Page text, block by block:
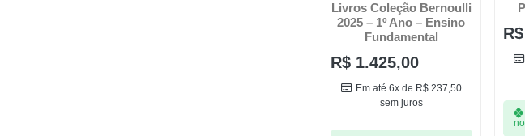
Livros Coleção Bernoulli
2025 – 1º Ano – Ensino
Fundamental
R$ 1.425,00
Em até 6x de R$237,50
sem juros
R$